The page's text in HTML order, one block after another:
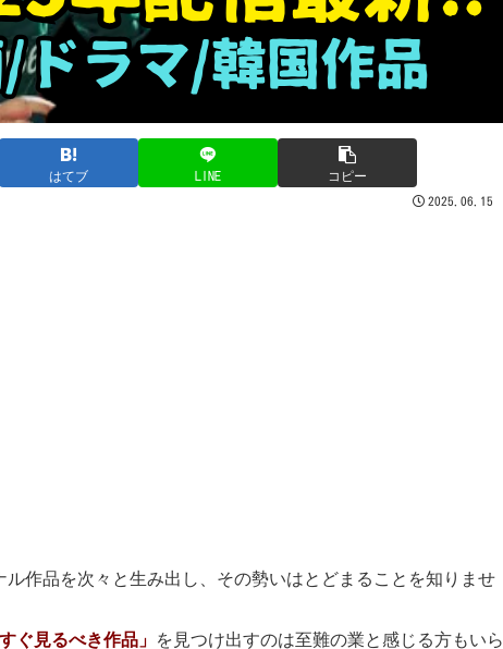
はてブ LINE コピー
2025.06.15
作品を次々と生み出し、その勢いはとどまることを知りませ
すぐ見るべき作品」
を見つけ出すのは至難の業と感じる方もいら